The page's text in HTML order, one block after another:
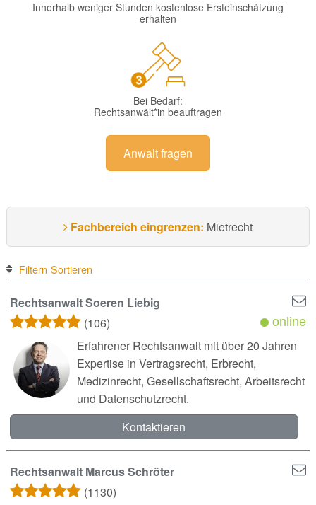
Innerhalb weniger Stunden kostenlose Ersteinschätzung
erhalten
Bei Bedarf:
Rechtsanwält*in beauftragen
Anwalt fragen
Fachbereich eingrenzen: Mietrecht
Filtern Sortieren
Rechtsanwalt Soeren Liebig
(106)
online
Erfahrener Rechtsanwalt mit über 20 Jahren
Expertise in Vertragsrecht, Erbrecht,
Medizinrecht, Gesellschaftsrecht, Arbeitsrecht
und Datenschutzrecht.
Kontaktieren
Rechtsanwalt Marcus Schröter
(1130)